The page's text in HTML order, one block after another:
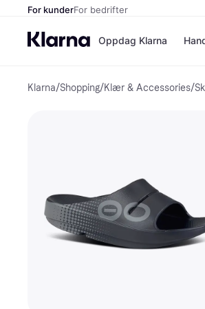
For kunderFor bedrifter
Oppdag Klarna
Klarna/Shopping/Klær & Accessories/